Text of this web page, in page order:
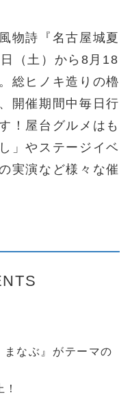
物詩『名古屋城夏
（土）から8月18
総ヒノキ造りの櫓
開催期間中毎日行
！屋台グルメはも
」やステージイベ
実演など様々な催
まなぶ』がテーマの